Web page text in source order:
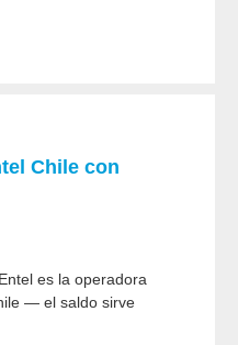
Chile con
Entel es la operadora
— el saldo sirve